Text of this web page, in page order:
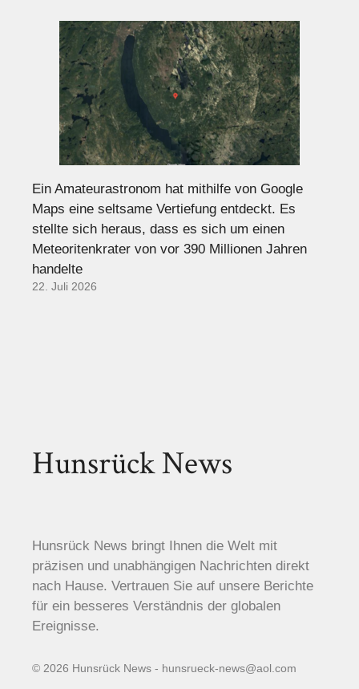
Ein Amateurastronom hat mithilfe von Google
Maps eine seltsame Vertiefung entdeckt. Es
stellte sich heraus, dass es sich um einen
Meteoritenkrater von vor 390 Millionen Jahren
handelte
22. Juli 2026
Hunsrück News
Hunsrück News bringt Ihnen die Welt mit
präzisen und unabhängigen Nachrichten direkt
nach Hause. Vertrauen Sie auf unsere Berichte
für ein besseres Verständnis der globalen
Ereignisse.
© 2026 Hunsrück News - hunsrueck-news@aol.com